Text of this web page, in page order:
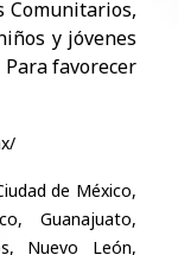
Comunitarios,
y jóvenes
favorecer
de México,
Guanajuato,
Nuevo León,